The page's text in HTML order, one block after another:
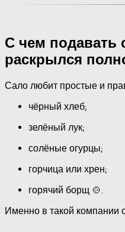
С чем подавать
раскрылся
Сало любит простые и
чёрный хлеб;
зелёный лук;
солёные огурцы;
горчица или хрен;
горячий борщ 🍲.
Именно в такой компании